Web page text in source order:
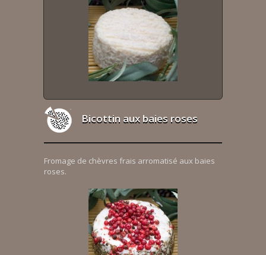
Bicottin aux baies roses
Fromage de chèvres frais arromatisé aux baies
roses.